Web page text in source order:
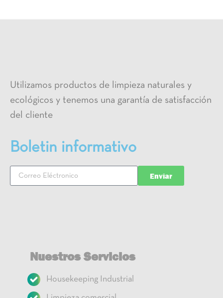
Utilizamos productos de limpieza naturales y
ecológicos y tenemos una garantía de satisfacción
del cliente
Boletin informativo
Enviar
Nuestros Servicios
Housekeeping Industrial